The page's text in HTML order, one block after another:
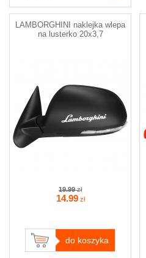
LAMBORGHINI naklejka wlepa
na lusterko 20x3,7
19.99 zł
14.99 zł
do koszyka